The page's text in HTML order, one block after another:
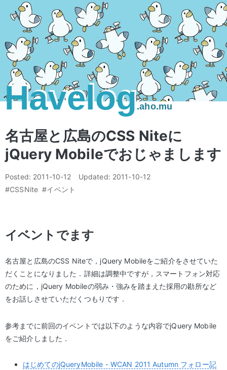
Havelog.aho.mu
名古屋と広島のCSS Niteに
jQuery Mobileでおじゃまします
Posted: 2011-10-12 Updated: 2011-10-12
#CSSNite #イベント
イベントでます
名古屋と広島のCSS Niteで，jQuery Mobileをご紹介をさせていた
だくことになりました．詳細は調整中ですが，スマートフォン対応
のために，jQuery Mobileの弱み・強みを踏まえた採用の勘所など
をお話しさせていただくつもりです．
参考までに前回のイベントでは以下のような内容でjQuery Mobile
をご紹介しました．
はじめてのjQueryMobile - WCAN 2011 Autumn フォロー記